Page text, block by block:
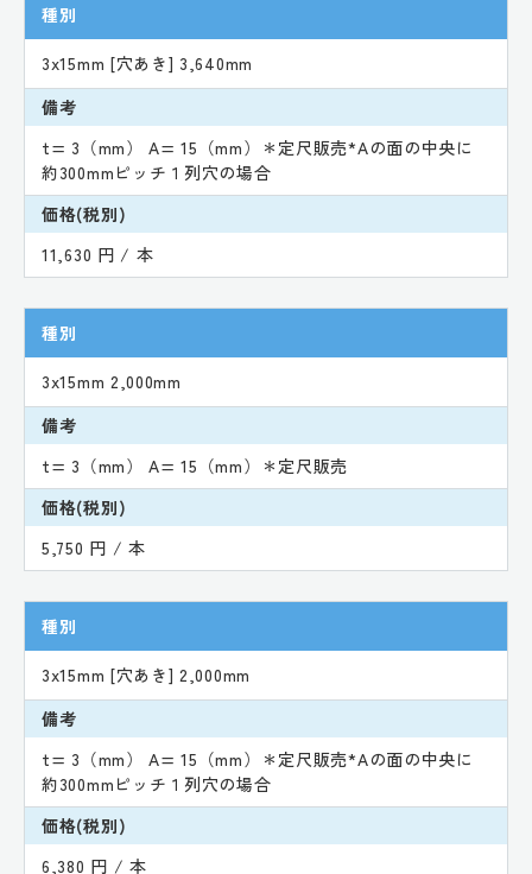
種別
3x15mm [穴あき] 3,640mm
備考
t= 3（mm） A= 15（mm）＊定尺販売*Aの面の中央に
約300mmピッチ１列穴の場合
価格(税別)
11,630 円 / 本
種別
3x15mm 2,000mm
備考
t= 3（mm） A= 15（mm）＊定尺販売
価格(税別)
5,750 円 / 本
種別
3x15mm [穴あき] 2,000mm
備考
t= 3（mm） A= 15（mm）＊定尺販売*Aの面の中央に
約300mmピッチ１列穴の場合
価格(税別)
6,380 円 / 本